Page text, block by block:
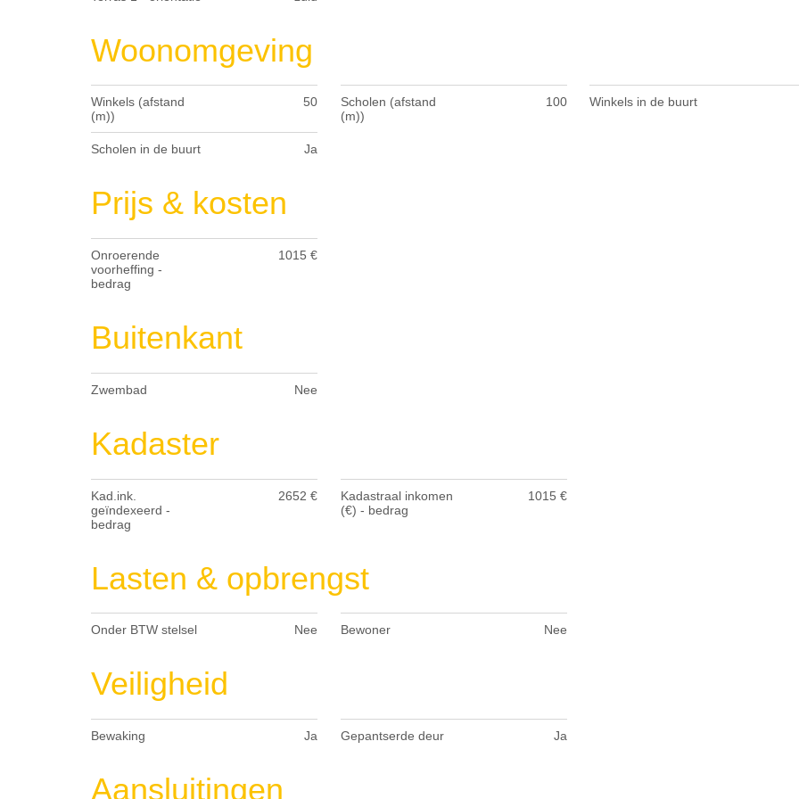
Woonomgeving
Winkels (afstand
(m))
50
Scholen (afstand
(m))
100 Winkels in de buurt
Scholen in de buurt Ja
Prijs & kosten
Onroerende
voorheffing -
bedrag
1015 €
Buitenkant
Zwembad Nee
Kadaster
Kad.ink.
geïndexeerd -
bedrag
2652 €
Kadastraal inkomen
(€) - bedrag
1015 €
Lasten & opbrengst
Onder BTW stelsel Nee Bewoner Nee
Veiligheid
Bewaking Ja Gepantserde deur Ja
Aansluitingen